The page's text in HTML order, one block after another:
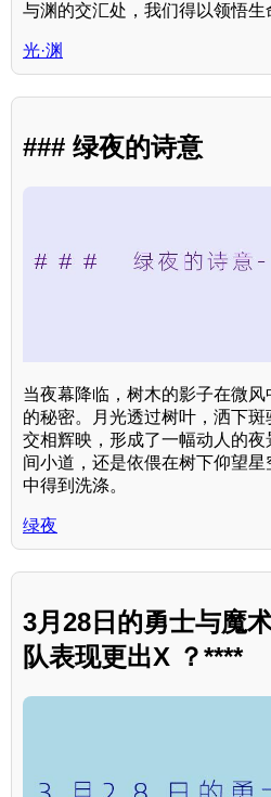
与渊的交汇处，我们得以领悟生
光·渊
### 绿夜的诗意
当夜幕降临，树木的影子在微
的秘密。月光透过树叶，洒下
交相辉映，形成了一幅动人的
间小道，还是依偎在树下仰望
中得到洗涤。
绿夜
3月28日的勇士与魔
队表现更出X ？****